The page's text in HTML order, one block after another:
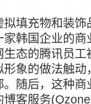
拟填充物和装
家韩国企业的
生态的腾讯员
形象的做法触
。随后，这种
博客服务